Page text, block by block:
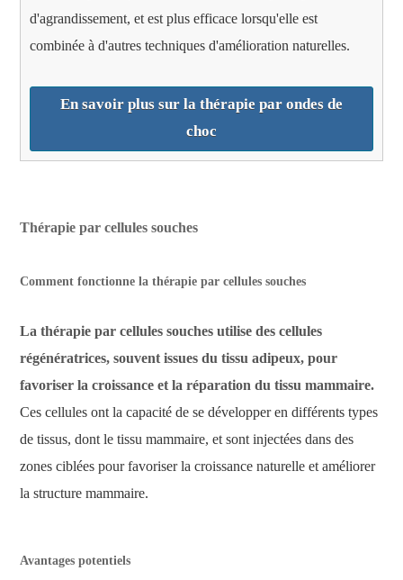
d'agrandissement, et est plus efficace lorsqu'elle est
combinée à d'autres techniques d'amélioration naturelles.
En savoir plus sur la thérapie par ondes de
choc
Thérapie par cellules souches
Comment fonctionne la thérapie par cellules souches
La thérapie par cellules souches utilise des cellules
régénératrices, souvent issues du tissu adipeux, pour
favoriser la croissance et la réparation du tissu mammaire.
Ces cellules ont la capacité de se développer en différents types
de tissus, dont le tissu mammaire, et sont injectées dans des
zones ciblées pour favoriser la croissance naturelle et améliorer
la structure mammaire.
Avantages potentiels